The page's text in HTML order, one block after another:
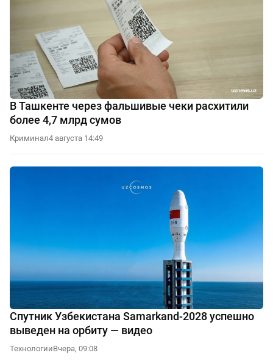
В Ташкенте через фальшивые чеки расхитили
более 4,7 млрд сумов
Криминал4 августа 14:49
Спутник Узбекистана Samarkand-2028 успешно
выведен на орбиту — видео
ТехнологииВчера, 09:08